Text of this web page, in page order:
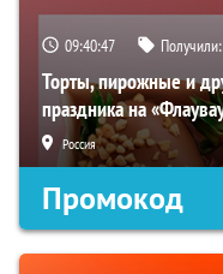
09:40:46 Получили:
Торты, пирожные и
праздника на
Россия
Промокод